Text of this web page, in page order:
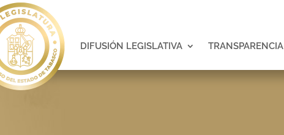
DIFUSIÓN LEGISLATIVA TRANSPARENCIA